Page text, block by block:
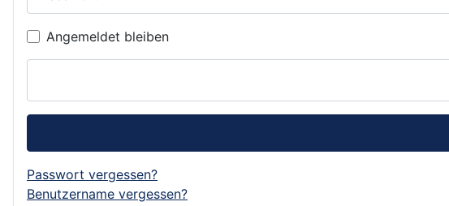
Angemeldet bleiben
Passwort vergessen?
Benutzername vergessen?